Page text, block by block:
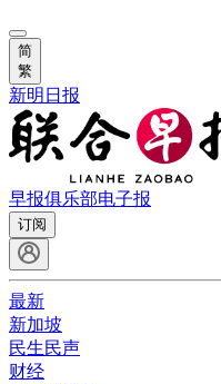
简
繁
新明日报
早报俱乐部电子报
订阅
最新
新加坡
民生民声
财经